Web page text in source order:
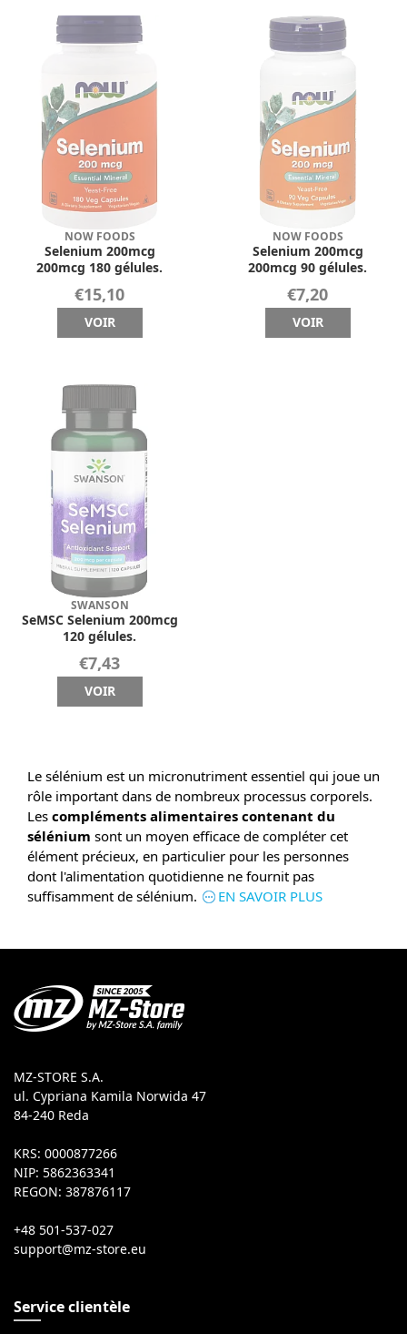
NOW FOODS
Selenium 200mcg
200mcg 180 gélules.
€15,10
VOIR
NOW FOODS
Selenium 200mcg
200mcg 90 gélules.
€7,20
VOIR
SWANSON
SeMSC Selenium 200mcg
120 gélules.
€7,43
VOIR
Le sélénium est un micronutriment essentiel qui joue un
rôle important dans de nombreux processus corporels.
Les compléments alimentaires contenant du
sélénium sont un moyen efficace de compléter cet
élément précieux, en particulier pour les personnes
dont l'alimentation quotidienne ne fournit pas
suffisamment de sélénium.
EN SAVOIR PLUS
MZ-STORE S.A.
ul. Cypriana Kamila Norwida 47
84-240 Reda
KRS: 0000877266
NIP: 5862363341
REGON: 387876117
+48 501-537-027
Service clientèle